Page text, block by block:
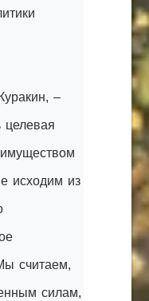
–
целевая
имуществом
исходим из
считаем,
силам,